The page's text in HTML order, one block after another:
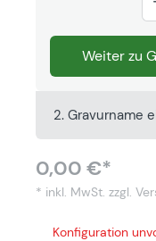
Weiter zu
2. Gravurname
0,00 €*
* inkl. MwSt. zzgl.
Konfiguration